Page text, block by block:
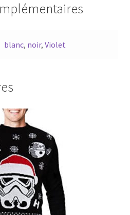
blanc, noir,Violet